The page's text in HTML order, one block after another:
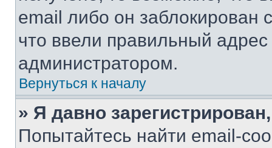
email либо он
что ввели правильный адрес
администратором.
Вернуться к началу
» Я давно
Попытайтесь найти email-